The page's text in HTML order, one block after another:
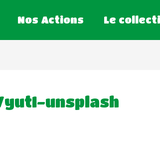
Nos Actions Le
unsplash